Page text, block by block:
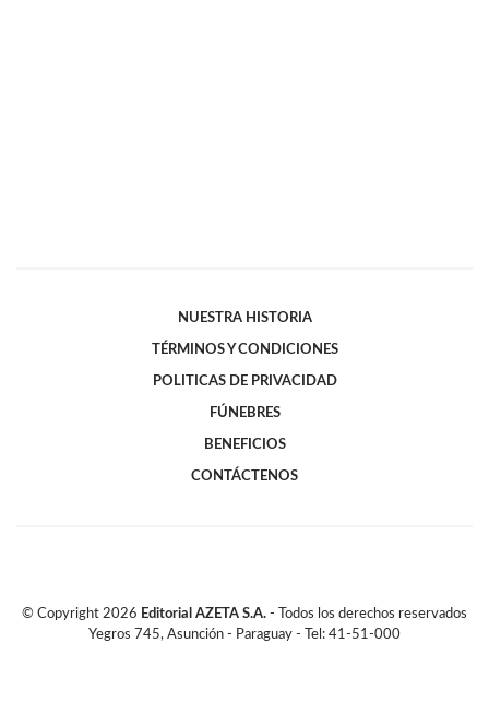
NUESTRA HISTORIA
TÉRMINOS Y CONDICIONES
POLITICAS DE PRIVACIDAD
FÚNEBRES
BENEFICIOS
CONTÁCTENOS
© Copyright 2026 Editorial AZETA S.A. - Todos los derechos reservados
Yegros 745, Asunción - Paraguay - Tel: 41-51-000